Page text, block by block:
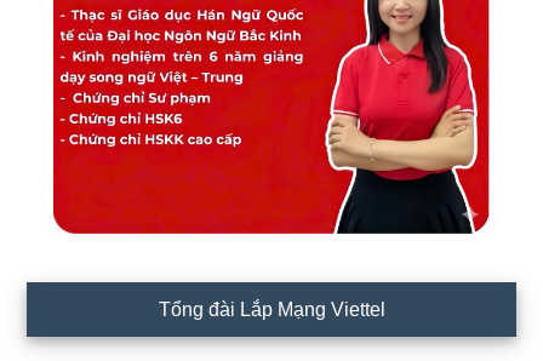
Tổng đài Lắp Mạng Viettel